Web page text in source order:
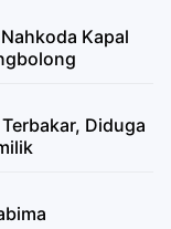
Kapal
Diduga